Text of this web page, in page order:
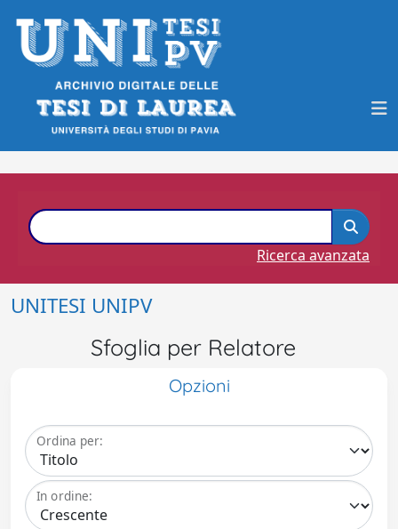
Ricerca avanzata
UNITESI UNIPV
Sfoglia per Relatore
Opzioni
Ordina per:
In ordine: